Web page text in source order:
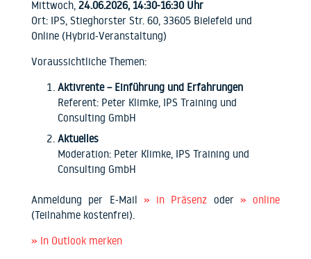
Mittwoch, 24.06.2026, 14:30-16:30 Uhr
Ort: IPS, Stieghorster Str. 60, 33605 Bielefeld und
Online (Hybrid-Veranstaltung)
Voraussichtliche Themen:
Aktivrente – Einführung und Erfahrungen
Referent: Peter Klimke, IPS Training und
Consulting GmbH
Aktuelles
Moderation: Peter Klimke, IPS Training und
Consulting GmbH
Anmeldung per E-Mail » in Präsenz oder » online
(Teilnahme kostenfrei).
» In Outlook merken